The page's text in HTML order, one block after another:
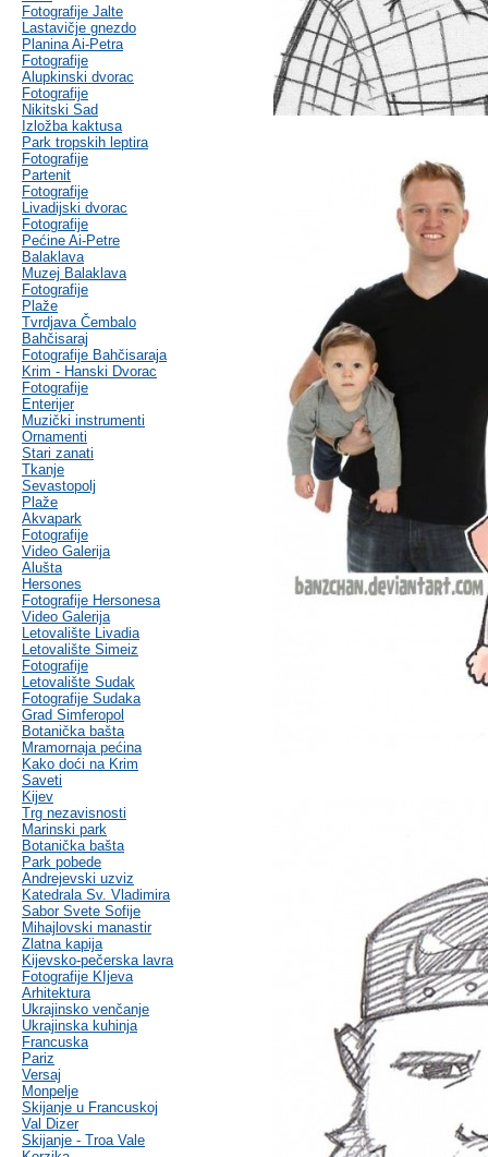
Fotografije Jalte
Lastavičje gnezdo
Planina Ai-Petra
Fotografije
Alupkinski dvorac
Fotografije
Nikitski Sad
Izložba kaktusa
Park tropskih leptira
Fotografije
Partenit
Fotografije
Livadijski dvorac
Fotografije
Pećine Ai-Petre
Balaklava
Muzej Balaklava
Fotografije
Plaže
Tvrdjava Čembalo
Bahčisaraj
Fotografije Bahčisaraja
Krim - Hanski Dvorac
Fotografije
Enterijer
Muzički instrumenti
Ornamenti
Stari zanati
Tkanje
Sevastopolj
Plaže
Akvapark
Fotografije
Video Galerija
Alušta
Hersones
Fotografije Hersonesa
Video Galerija
Letovalište Livadia
Letovalište Simeiz
Fotografije
Letovalište Sudak
Fotografije Sudaka
Grad Simferopol
Botanička bašta
Mramornaja pećina
Kako doći na Krim
Saveti
Kijev
Trg nezavisnosti
Marinski park
Botanička bašta
Park pobede
Andrejevski uzviz
Katedrala Sv. Vladimira
Sabor Svete Sofije
Mihajlovski manastir
Zlatna kapija
Kijevsko-pečerska lavra
Fotografije KIjeva
Arhitektura
Ukrajinsko venčanje
Ukrajinska kuhinja
Francuska
Pariz
Versaj
Monpelje
Skijanje u Francuskoj
Val Dizer
Skijanje - Troa Vale